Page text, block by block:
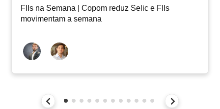
FIIs na Semana | Copom reduz Selic e FIIs
movimentam a semana